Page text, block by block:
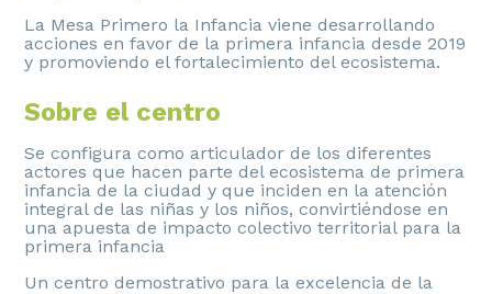
La Mesa Primero la Infancia viene desarrollando
acciones en favor de la primera infancia desde 2019
y promoviendo el fortalecimiento del ecosistema.
Sobre el centro
Se configura como articulador de los diferentes
actores que hacen parte del ecosistema de primera
infancia de la ciudad y que inciden en la atención
integral de las niñas y los niños, convirtiéndose en
una apuesta de impacto colectivo territorial para la
primera infancia
Un centro demostrativo para la excelencia de la